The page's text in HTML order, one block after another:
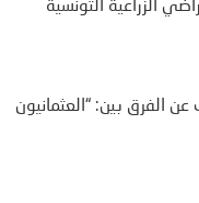
الزراعية التونسية
الفرق بين: “العثمانيون